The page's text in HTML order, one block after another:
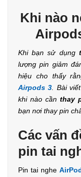
Khi nào
Khi bạn sử dụng
lượng pin giảm
hiệu cho thấy
Airpods 3. Bài
khi nào cần thay
bạn nơi thay pin
Các vấn
pin tai
Pin tai nghe